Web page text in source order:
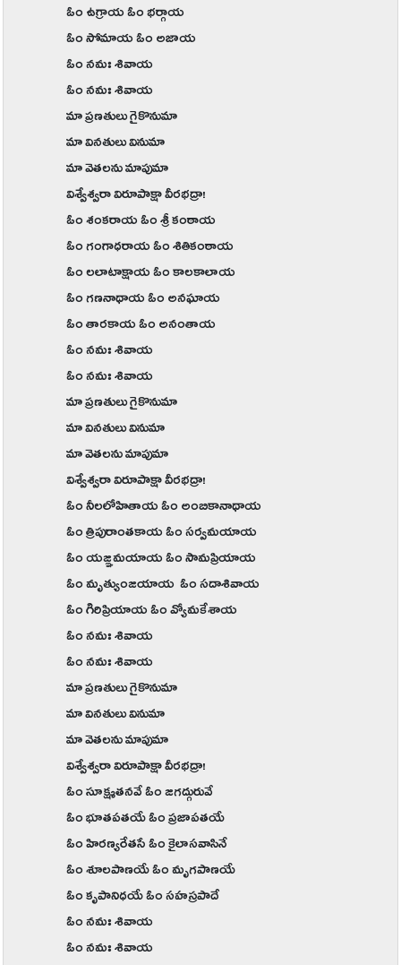
ఓం ఉగ్రాయ ఓం భర్గాయ
ఓం సోమాయ ఓం అజాయ
ఓం నమః శివాయ
ఓం నమః శివాయ
మా ప్రణతులు గైకొనుమా
మా వినతులు వినుమా
మా వెతలను మాపుమా
విశ్వేశ్వరా విరూపాక్షా వీరభద్రా!
ఓం శంకరాయ ఓం శ్రీ కంఠాయ
ఓం గంగాధరాయ ఓం శితికంఠాయ
ఓం లలాటాక్షాయ ఓం కాలకాలాయ
ఓం గణనాథాయ ఓం అనఘాయ
ఓం తారకాయ ఓం అనంతాయ
ఓం నమః శివాయ
ఓం నమః శివాయ
మా ప్రణతులు గైకొనుమా
మా వినతులు వినుమా
మా వెతలను మాపుమా
విశ్వేశ్వరా విరూపాక్షా వీరభద్రా!
ఓం నీలలోహితాయ ఓం అంబికానాథాయ
ఓం త్రిపురాంతకాయ ఓం సర్వమయాయ
ఓం యజ్ఞమయాయ ఓం సామప్రియాయ
ఓం మృత్యుంజయాయ ఓం సదాశివాయ
ఓం గిరిప్రియాయ ఓం వ్యోమకేశాయ
ఓం నమః శివాయ
ఓం నమః శివాయ
మా ప్రణతులు గైకొనుమా
మా వినతులు వినుమా
మా వెతలను మాపుమా
విశ్వేశ్వరా విరూపాక్షా వీరభద్రా!
ఓం సూక్ష్మతనవే ఓం జగద్గురువే
ఓం భూతపతయే ఓం ప్రజాపతయే
ఓం హిరణ్యరేతసే ఓం కైలాసవాసినే
ఓం శూలపాణయే ఓం మృగపాణయే
ఓం కృపానిధయే ఓం సహస్రపాదే
ఓం నమః శివాయ
ఓం నమః శివాయ